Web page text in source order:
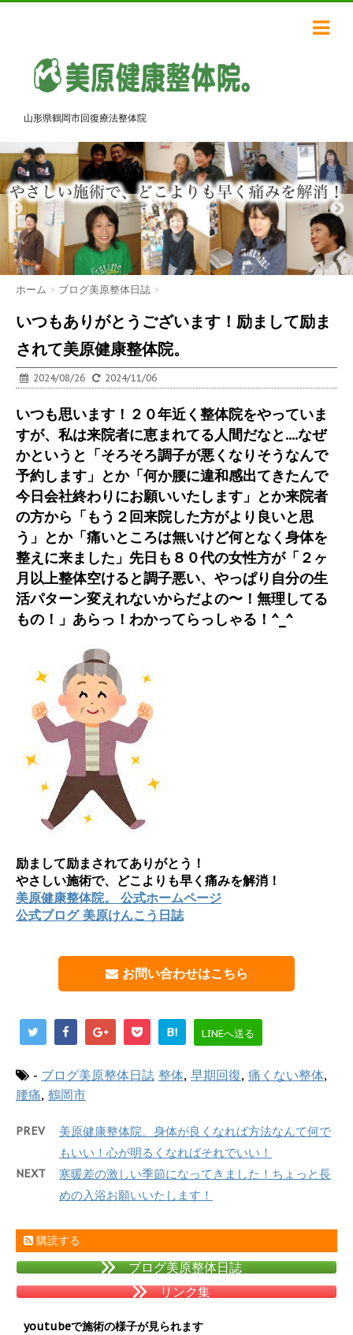
山形県鶴岡市回復療法整体院
ホーム > ブログ美原整体日誌 >
いつもありがとうございます！励まして励ま
されて美原健康整体院。
2024/08/26 2024/11/06
いつも思います！２０年近く整体院をやっていま
すが、私は来院者に恵まれてる人間だなと....なぜ
かというと「そろそろ調子が悪くなりそうなんで
予約します」とか「何か腰に違和感出てきたんで
今日会社終わりにお願いいたします」とか来院者
の方から「もう２回来院した方がより良いと思
う」とか「痛いところは無いけど何となく身体を
整えに来ました」先日も８０代の女性方が「２ヶ
月以上整体空けると調子悪い、やっぱり自分の生
活パターン変えれないからだよの〜！無理してる
もの！」あらっ！わかってらっしゃる！^_^
励まして励まされてありがとう！
やさしい施術で、どこよりも早く痛みを解消！
美原健康整体院。 公式ホームページ
公式ブログ 美原けんこう日誌
お問い合わせはこちら
B! LINEへ送る
- ブログ美原整体日誌 整体, 早期回復, 痛くない整体,
腰痛, 鶴岡市
PREV
美原健康整体院。身体が良くなれば方法なんて何で
もいい！心が明るくなればそれでいい！
NEXT
寒暖差の激しい季節になってきました！ちょっと長
めの入浴お願いいたします！
購読する
ブログ美原整体日誌
リンク集
youtubeで施術の様子が見られます